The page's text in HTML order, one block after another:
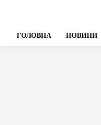
ГОЛОВНА НОВИНИ